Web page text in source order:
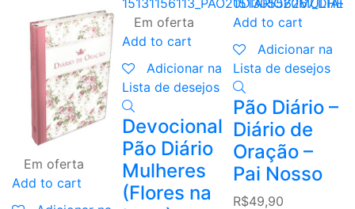
Em oferta
Add to cart
Em oferta
Add to cart
Adicionar na
Lista de desejos
Devocional
Pão Diário
Mulheres
(Flores na
Add to cart
Adicionar na
Lista de desejos
Pão Diário –
Diário de
Oração –
Pai Nosso
R$49,90